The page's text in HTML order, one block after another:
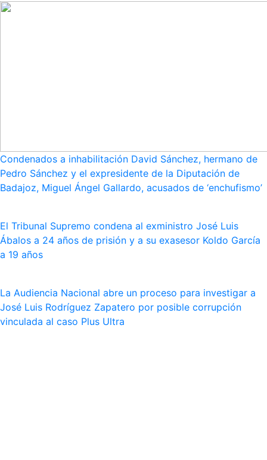
Condenados a inhabilitación David Sánchez, hermano de
Pedro Sánchez y el expresidente de la Diputación de
Badajoz, Miguel Ángel Gallardo, acusados de ‘enchufismo’
El Tribunal Supremo condena al exministro José Luis
Ábalos a 24 años de prisión y a su exasesor Koldo García
a 19 años
La Audiencia Nacional abre un proceso para investigar a
José Luis Rodríguez Zapatero por posible corrupción
vinculada al caso Plus Ultra